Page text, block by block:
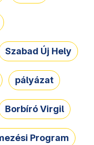
Szabad Új Hely
pályázat
Borbíró Virgil
Program